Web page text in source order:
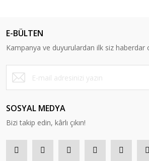
E-BÜLTEN
Kampanya ve duyurulardan ilk siz haberdar
SOSYAL MEDYA
Bizi takip edin, kârlı çıkın!